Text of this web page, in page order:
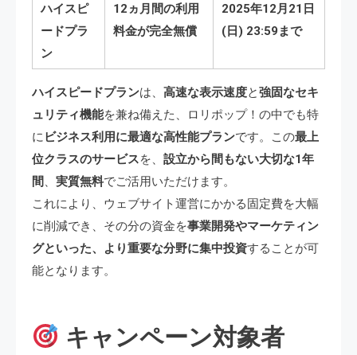
ハイスピ
ードプラ
ン
12ヵ月間の利用
料金が完全無償
2025年12月21日
(日) 23:59まで
ハイスピードプランは、 高速な表示速度と強固なセキ
ュリティ機能を兼ね備えた、ロリポップ！の中でも特
にビジネス利用に最適な高性能プランです。この最上
位クラスのサービスを、 設立から間もない大切な1年
間 、 実質無料でご活用いただけます。
これにより、ウェブサイト運営にかかる固定費を大幅
に削減でき、その分の資金を事業開発やマーケティン
グといった、より重要な分野に集中投資することが可
能となります。
キャンペーン対象者